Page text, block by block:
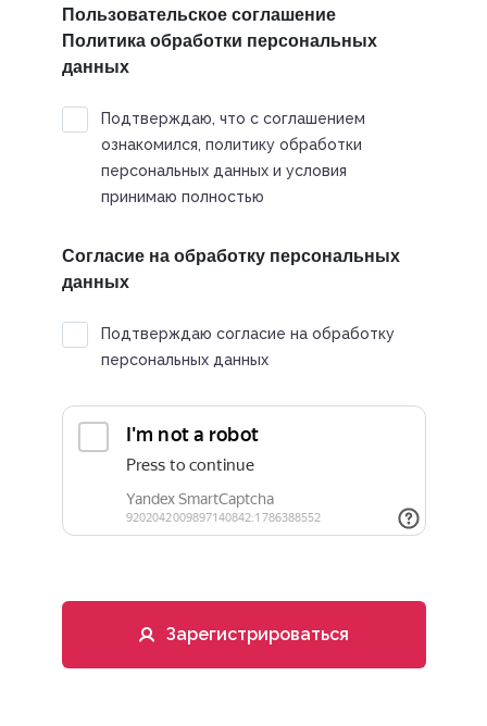
Пользовательское соглашение
Политика обработки персональных
данных
Подтверждаю, что с соглашением
ознакомился, политику обработки
персональных данных и условия
принимаю полностью
Согласие на обработку персональных
данных
Подтверждаю согласие на обработку
персональных данных
Зарегистрироваться